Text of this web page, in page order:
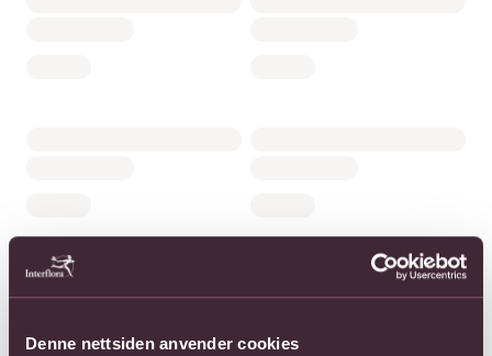
Denne nettsiden anvender cookies